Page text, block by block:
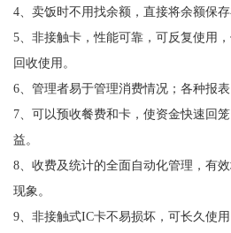
4、卖饭时不用找余额，直接将余额保存
5、非接触卡，性能可靠，可反复使用
回收使用。
6、管理者易于管理消费情况；各种报
7、可以预收餐费和卡，使资金快速回
益。
8、收费及统计的全面自动化管理，有
现象。
9、非接触式IC卡不易损坏，可长久使